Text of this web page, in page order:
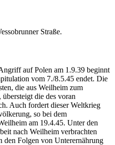
Straße.
auf Polen am 1.9.39 beginnt
vom 7./8.5.45 endet. Die
die aus Weilheim zum
die des voran
Auch fordert dieser Weltkrieg
so bei dem
am 19.4.45. Unter den
nach Weilheim verbrachten
den Folgen von Unterernährung